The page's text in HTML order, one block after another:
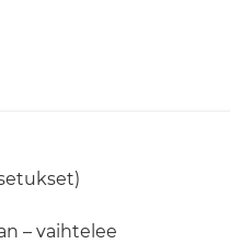
– vaihtelee